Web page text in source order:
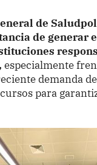
de
de generar
especialmente
demanda
para